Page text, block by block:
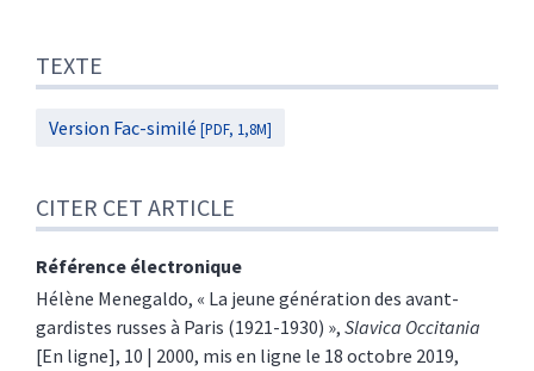
TEXTE
Version Fac-similé [PDF, 1,8M]
CITER CET ARTICLE
Référence électronique
Hélène Menegaldo, « La jeune génération des avant-
gardistes russes à Paris (1921-1930) », Slavica Occitania
[En ligne], 10 | 2000, mis en ligne le 18 octobre 2019,